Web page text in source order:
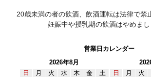
20歳未満の者の飲酒、飲酒運転は法律で禁
妊娠中や授乳期の飲酒はやめまし
営業日カレンダー
2026年8月
日
月 火 水 木 金
土
日
月 火